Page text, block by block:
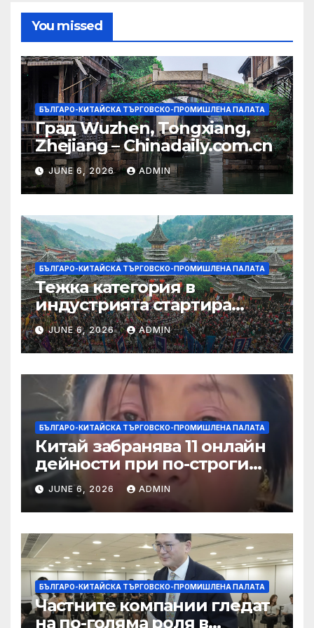
You missed
БЪЛГАРО-КИТАЙСКА ТЪРГОВСКО-ПРОМИШЛЕНА ПАЛАТА
Град Wuzhen, Tongxiang,
Zhejiang – Chinadaily.com.cn
JUNE 6, 2026 ADMIN
БЪЛГАРО-КИТАЙСКА ТЪРГОВСКО-ПРОМИШЛЕНА ПАЛАТА
Тежка категория в
индустрията стартира
алианс за космическа
слънчева енергия
JUNE 6, 2026 ADMIN
БЪЛГАРО-КИТАЙСКА ТЪРГОВСКО-ПРОМИШЛЕНА ПАЛАТА
Китай забранява 11 онлайн
дейности при по-строги
правила за ограничаване на
слуховете и
кибернасилниците
JUNE 6, 2026 ADMIN
БЪЛГАРО-КИТАЙСКА ТЪРГОВСКО-ПРОМИШЛЕНА ПАЛАТА
Частните компании гледат
на по-голяма роля в